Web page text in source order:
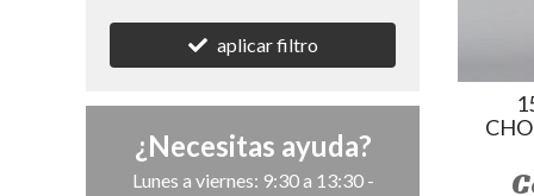
aplicar filtro
¿Necesitas ayuda?
Lunes a viernes: 9:30 a 13:30 -